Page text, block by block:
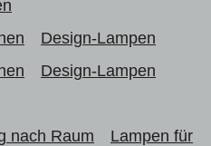
Design-Lampen
Design-Lampen
nach Raum
Lampen für